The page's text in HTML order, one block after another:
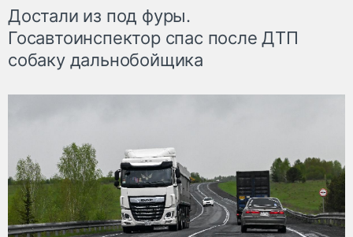
Достали из под фуры.
Госавтоинспектор спас после ДТП
собаку дальнобойщика